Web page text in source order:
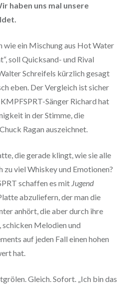
haben uns mal unsere
wie ein Mischung aus Hot Water
soll Quicksand- und Rival
Schreifels kürzlich gesagt
eben. Der Vergleich ist sicher
Sänger Richard hat
in der Stimme, die
Ragan auszeichnet.
die gerade klingt, wie sie alle
zu viel Whiskey und Emotionen?
schaffen es mit Jugend
abzuliefern, der man die
anhört, die aber durch ihre
Melodien und
auf jeden Fall einen hohen
hat.
Gleich. Sofort. „Ich bin das